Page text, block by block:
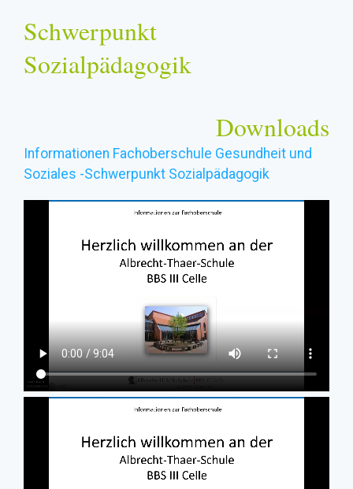
Schwerpunkt
Sozialpädagogik
Downloads
Informationen Fachoberschule Gesundheit und
Soziales -Schwerpunkt Sozialpädagogik